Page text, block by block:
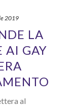
2019
LA
AI GAY
al